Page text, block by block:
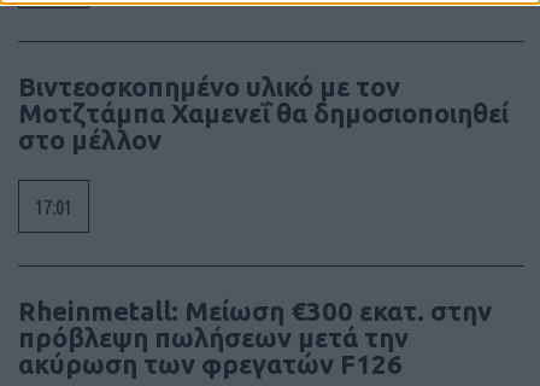
Βιντεοσκοπημένο υλικό με τον
Μοτζτάμπα Χαμενεΐ θα δημοσιοποιηθεί
στο μέλλον
17:01
Rheinmetall: Μείωση €300 εκατ. στην
πρόβλεψη πωλήσεων μετά την
ακύρωση των φρεγατών F126